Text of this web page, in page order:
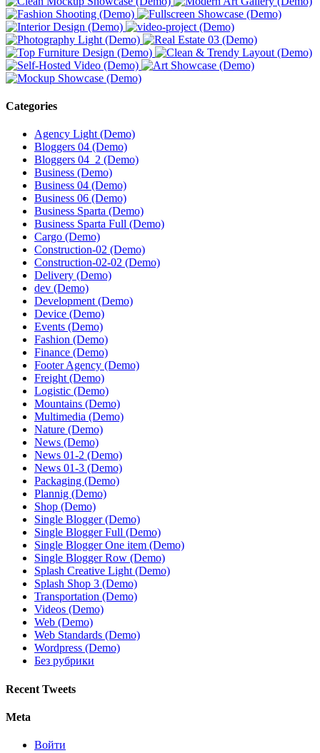
Categories
Agency Light (Demo)
Bloggers 04 (Demo)
Bloggers 04_2 (Demo)
Business (Demo)
Business 04 (Demo)
Business 06 (Demo)
Business Sparta (Demo)
Business Sparta Full (Demo)
Cargo (Demo)
Construction-02 (Demo)
Construction-02-02 (Demo)
Delivery (Demo)
dev (Demo)
Development (Demo)
Device (Demo)
Events (Demo)
Fashion (Demo)
Finance (Demo)
Footer Agency (Demo)
Freight (Demo)
Logistic (Demo)
Mountains (Demo)
Multimedia (Demo)
Nature (Demo)
News (Demo)
News 01-2 (Demo)
News 01-3 (Demo)
Paсkaging (Demo)
Plannig (Demo)
Shop (Demo)
Single Blogger (Demo)
Single Blogger Full (Demo)
Single Blogger One item (Demo)
Single Blogger Row (Demo)
Splash Creative Light (Demo)
Splash Shop 3 (Demo)
Transportation (Demo)
Videos (Demo)
Web (Demo)
Web Standards (Demo)
Wordpress (Demo)
Без рубрики
Recent Tweets
Meta
Войти